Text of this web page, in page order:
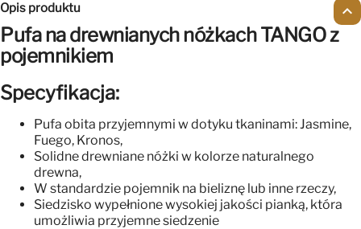
Opis produktu expand_less
Pufa na drewnianych nóżkach TANGO z
pojemnikiem
Specyfikacja:
Pufa obita przyjemnymi w dotyku tkaninami: Jasmine,
Fuego, Kronos,
Solidne drewniane nóżki w kolorze naturalnego
drewna,
W standardzie pojemnik na bieliznę lub inne rzeczy,
Siedzisko wypełnione wysokiej jakości pianką, która
umożliwia przyjemne siedzenie